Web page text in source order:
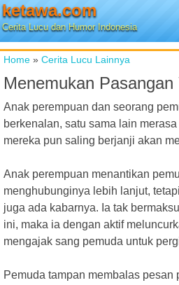
ketawa.com
Cerita Lucu dan Humor Indonesia
Home » Cerita Lucu Lainnya
Menemukan Pasangan
Anak perempuan dan seorang
berkenalan, satu sama lain
mereka pun saling berjanji akan
Anak perempuan menantikan
menghubunginya lebih lanjut,
juga ada kabarnya. Ia tak
ini, maka ia dengan aktif
mengajak sang pemuda untuk
Pemuda tampan membalas pesan